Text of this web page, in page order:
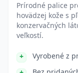
Prírodné palice
hovädzej kože s
konzervačných
veľkostí.
Vyrobené z